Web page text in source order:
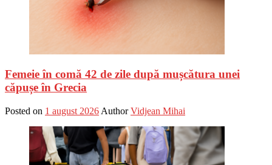
Femeie în comă 42 de zile după mușcătura unei
căpușe în Grecia
Posted on 1 august 2026 Author Vidjean Mihai